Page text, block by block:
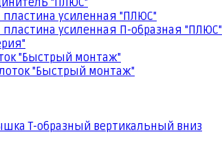
"ПЛЮС"
усиленная "ПЛЮС"
усиленная П-образная "ПЛЮС"
"Быстрый монтаж"
"Быстрый монтаж"
Т-образный вертикальный вниз